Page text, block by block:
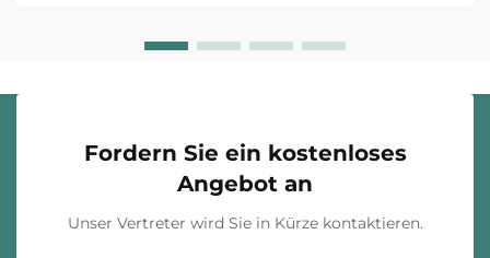
Fordern Sie ein kostenloses
Angebot an
Unser Vertreter wird Sie in Kürze kontaktieren.